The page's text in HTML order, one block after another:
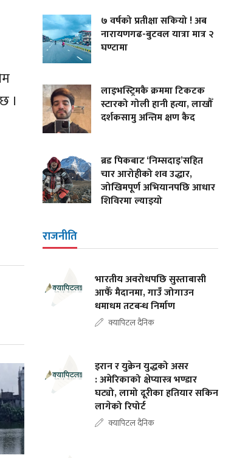
।
७ वर्षको प्रतीक्षा सकियो ! अब
नारायणगढ-बुटवल यात्रा मात्र २
घण्टामा
लाइभस्ट्रिमकै क्रममा टिकटक
स्टारको गोली हानी हत्या, लाखौँ
दर्शकसामु अन्तिम क्षण कैद
ब्रड पिकबाट ‘निम्सदाइ’सहित
चार आरोहीको शव उद्धार,
जोखिमपूर्ण अभियानपछि आधार
शिविरमा ल्याइयो
राजनीति
भारतीय अवरोधपछि सुस्ताबासी
आफैँ मैदानमा, गाउँ जोगाउन
धमाधम तटबन्ध निर्माण
क्यापिटल दैनिक
इरान र युक्रेन युद्धको असर
: अमेरिकाको क्षेप्यास्त्र भण्डार
घट्यो, लामो दूरीका हतियार सकिन
लागेको रिपोर्ट
क्यापिटल दैनिक